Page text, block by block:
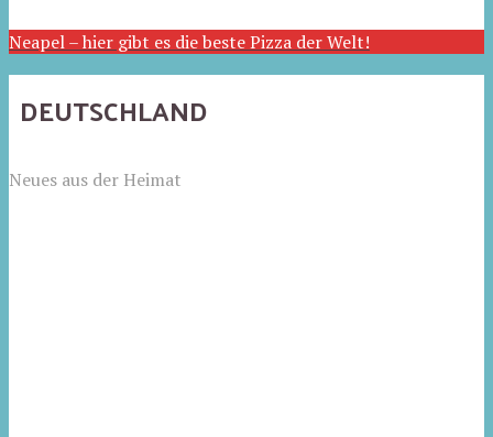
Neapel – hier gibt es die beste Pizza der Welt!
DEUTSCHLAND
Neues aus der Heimat